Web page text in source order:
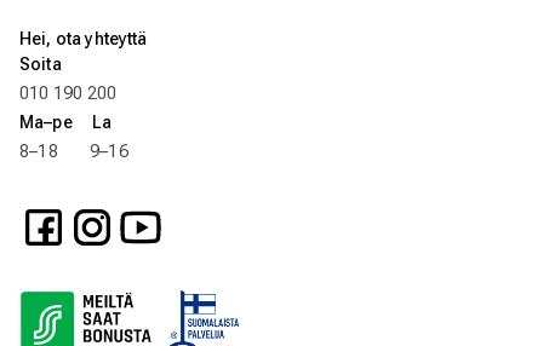
Hei, ota yhteyttä
Soita
010 190 200
Ma–pe La
8–18 9–16